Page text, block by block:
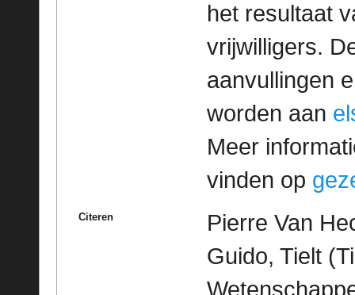
het resultaat
vrijwilligers.
aanvullingen
worden aan
Meer
vinden op
Citeren
Pierre Van
Guido, Tielt